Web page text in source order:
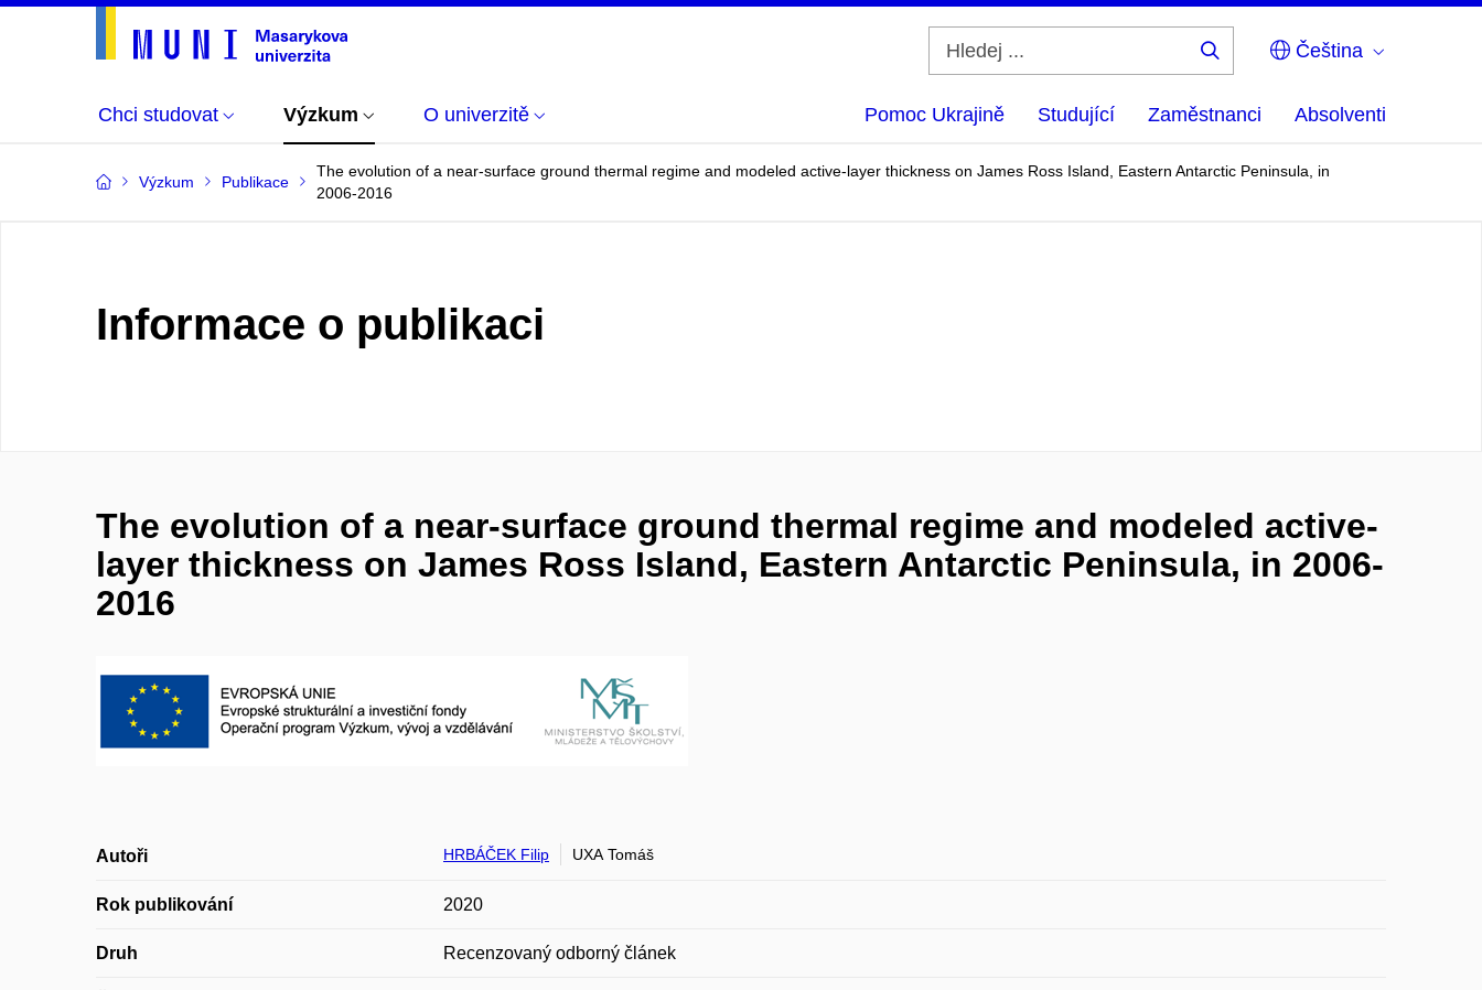
Čeština
Chci studovat Výzkum O univerzitě Pomoc Ukrajině Studující Zaměstnanci Absolventi
Výzkum Publikace
The evolution of a near-surface ground thermal regime and modeled active-layer thickness on James Ross Island, Eastern Antarctic Peninsula, in
2006-2016
Informace o publikaci
The evolution of a near-surface ground thermal regime and modeled active-
layer thickness on James Ross Island, Eastern Antarctic Peninsula, in 2006-
2016
Autoři HRBÁČEK Filip UXA Tomáš
Rok publikování 2020
Druh Recenzovaný odborný článek